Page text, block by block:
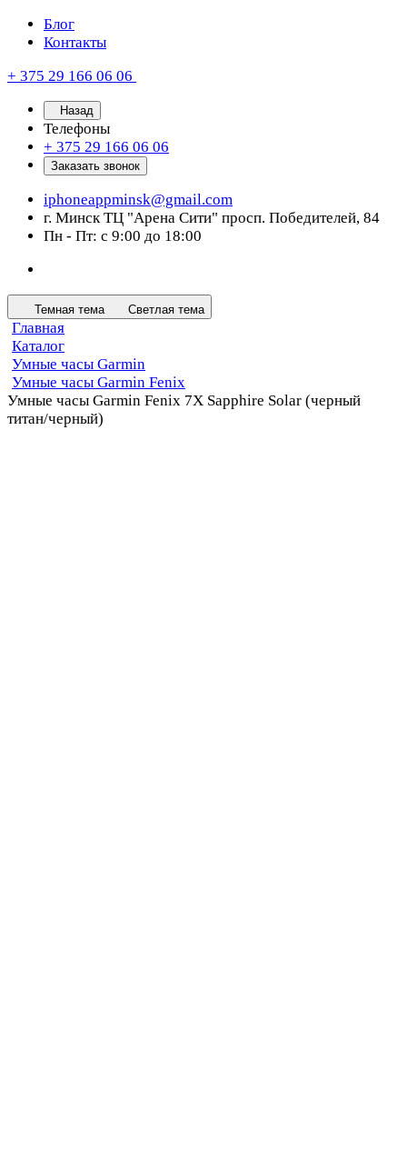
Блог
Контакты
+ 375 29 166 06 06
Назад
Телефоны
+ 375 29 166 06 06
Заказать звонок
iphoneappminsk@gmail.com
г. Минск ТЦ "Арена Сити" просп. Победителей, 84
Пн - Пт: с 9:00 до 18:00
Темная тема Светлая тема
Главная
Каталог
Умные часы Garmin
Умные часы Garmin Fenix
Умные часы Garmin Fenix 7X Sapphire Solar (черный
титан/черный)